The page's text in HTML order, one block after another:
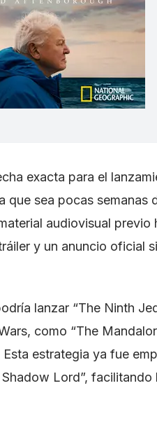
exacta para el
que sea pocas semanas
audiovisual previo
y un anuncio oficial
lanzar “The Ninth
como “The
estrategia ya fue
Lord”,